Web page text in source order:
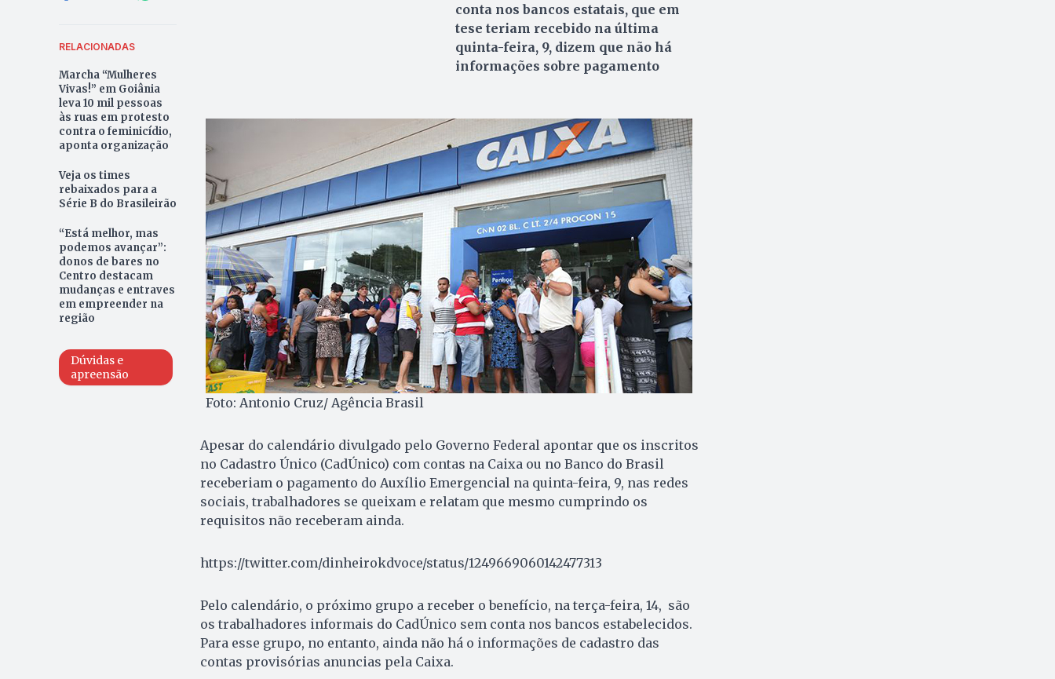
RELACIONADAS
Marcha “Mulheres
Vivas!” em Goiânia
leva 10 mil pessoas
às ruas em protesto
contra o feminicídio,
aponta organização
Veja os times
rebaixados para a
Série B do Brasileirão
“Está melhor, mas
podemos avançar”:
donos de bares no
Centro destacam
mudanças e entraves
em empreender na
região
Dúvidas e
apreensão
conta nos bancos estatais, que em
tese teriam recebido na última
quinta-feira, 9, dizem que não há
informações sobre pagamento
Foto: Antonio Cruz/ Agência Brasil
Apesar do calendário divulgado pelo Governo Federal apontar que os inscritos
no Cadastro Único (CadÚnico) com contas na Caixa ou no Banco do Brasil
receberiam o pagamento do Auxílio Emergencial na quinta-feira, 9, nas redes
sociais, trabalhadores se queixam e relatam que mesmo cumprindo os
requisitos não receberam ainda.
https://twitter.com/dinheirokdvoce/status/1249669060142477313
Pelo calendário, o próximo grupo a receber o benefício, na terça-feira, 14, são
os trabalhadores informais do CadÚnico sem conta nos bancos estabelecidos.
Para esse grupo, no entanto, ainda não há o informações de cadastro das
contas provisórias anuncias pela Caixa.